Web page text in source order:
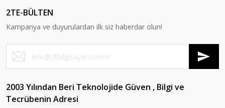
2TE-BÜLTEN
Kampanya ve duyurulardan ilk siz haberdar olun!
2003 Yılından Beri Teknolojide Güven , Bilgi ve
Tecrübenin Adresi